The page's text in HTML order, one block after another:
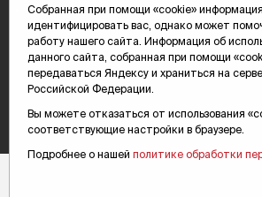
© 2000-2026 Тюменская интернет-газета
Карта сайта
Собранная при помощи «cookie»
идентифицировать вас, однако может
работу нашего сайта. Информация об
данного сайта, собранная при помощи
передаваться Яндексу и храниться на
Российской Федерации.
Вы можете отказаться от использования
соответствующие настройки в браузере.
Подробнее о нашей политике обработки